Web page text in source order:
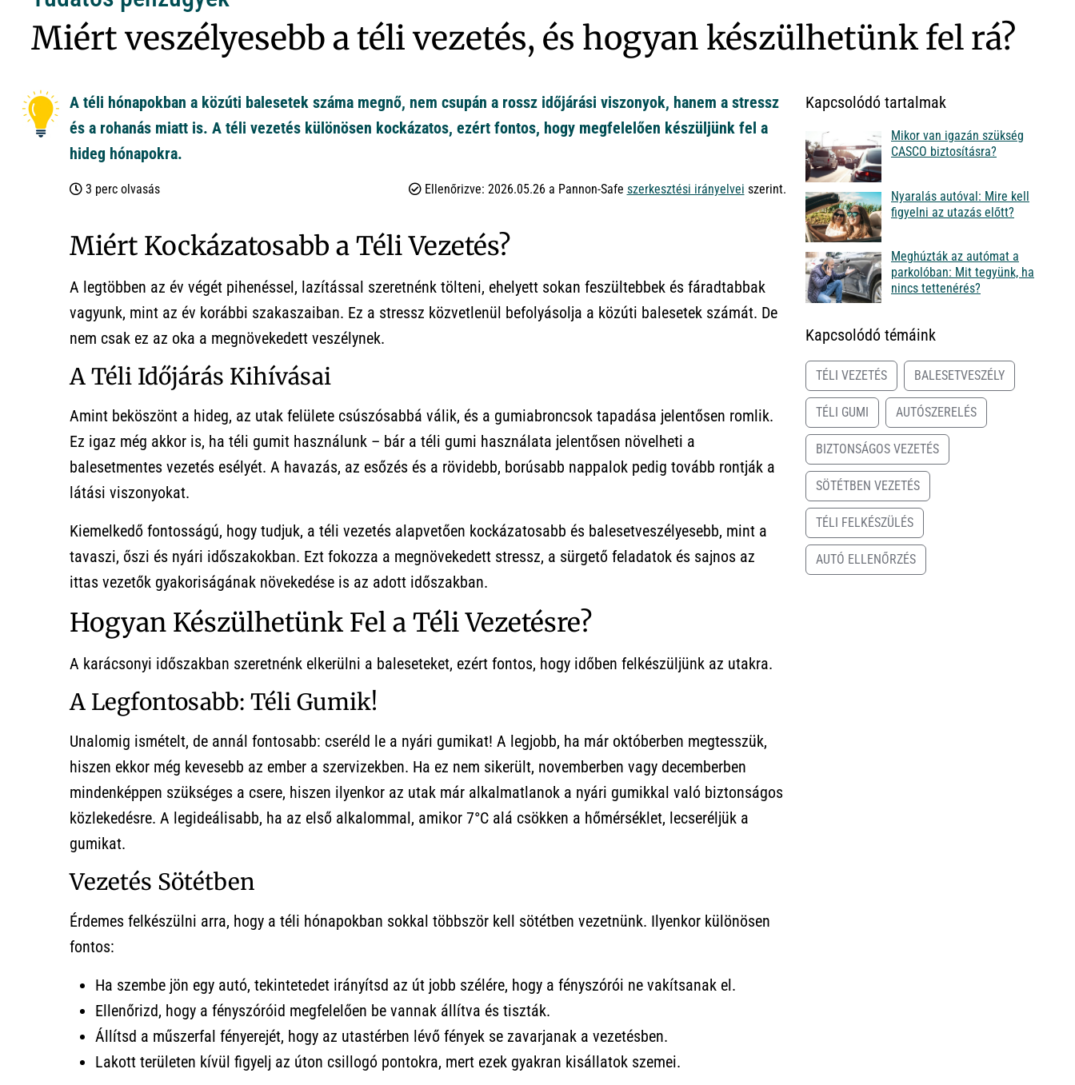
Miért veszélyesebb a téli vezetés, és hogyan készülhetünk fel rá?
A téli hónapokban a közúti balesetek száma megnő, nem csupán a rossz időjárási viszonyok, hanem a stressz
és a rohanás miatt is. A téli vezetés különösen kockázatos, ezért fontos, hogy megfelelően készüljünk fel a
hideg hónapokra.
3 perc olvasás Ellenőrizve: 2026.05.26 a Pannon-Safe szerkesztési irányelvei szerint.
Miért Kockázatosabb a Téli Vezetés?
A legtöbben az év végét pihenéssel, lazítással szeretnénk tölteni, ehelyett sokan feszültebbek és fáradtabbak
vagyunk, mint az év korábbi szakaszaiban. Ez a stressz közvetlenül befolyásolja a közúti balesetek számát. De
nem csak ez az oka a megnövekedett veszélynek.
A Téli Időjárás Kihívásai
Amint beköszönt a hideg, az utak felülete csúszósabbá válik, és a gumiabroncsok tapadása jelentősen romlik.
Ez igaz még akkor is, ha téli gumit használunk – bár a téli gumi használata jelentősen növelheti a
balesetmentes vezetés esélyét. A havazás, az esőzés és a rövidebb, borúsabb nappalok pedig tovább rontják a
látási viszonyokat.
Kiemelkedő fontosságú, hogy tudjuk, a téli vezetés alapvetően kockázatosabb és balesetveszélyesebb, mint a
tavaszi, őszi és nyári időszakokban. Ezt fokozza a megnövekedett stressz, a sürgető feladatok és sajnos az
ittas vezetők gyakoriságának növekedése is az adott időszakban.
Hogyan Készülhetünk Fel a Téli Vezetésre?
A karácsonyi időszakban szeretnénk elkerülni a baleseteket, ezért fontos, hogy időben felkészüljünk az utakra.
A Legfontosabb: Téli Gumik!
Unalomig ismételt, de annál fontosabb: cseréld le a nyári gumikat! A legjobb, ha már októberben megtesszük,
hiszen ekkor még kevesebb az ember a szervizekben. Ha ez nem sikerült, novemberben vagy decemberben
mindenképpen szükséges a csere, hiszen ilyenkor az utak már alkalmatlanok a nyári gumikkal való biztonságos
közlekedésre. A legideálisabb, ha az első alkalommal, amikor 7°C alá csökken a hőmérséklet, lecseréljük a
gumikat.
Vezetés Sötétben
Érdemes felkészülni arra, hogy a téli hónapokban sokkal többször kell sötétben vezetnünk. Ilyenkor különösen
fontos:
Ha szembe jön egy autó, tekintetedet irányítsd az út jobb szélére, hogy a fényszórói ne vakítsanak el.
Ellenőrizd, hogy a fényszóróid megfelelően be vannak állítva és tiszták.
Állítsd a műszerfal fényerejét, hogy az utastérben lévő fények se zavarjanak a vezetésben.
Lakott területen kívül figyelj az úton csillogó pontokra, mert ezek gyakran kisállatok szemei.
Kapcsolódó tartalmak
Mikor van igazán szükség
CASCO biztosításra?
Nyaralás autóval: Mire kell
figyelni az utazás előtt?
Meghúzták az autómat a
parkolóban: Mit tegyünk, ha
nincs tettenérés?
Kapcsolódó témáink
TÉLI VEZETÉS BALESETVESZÉLY
TÉLI GUMI AUTÓSZERELÉS
BIZTONSÁGOS VEZETÉS
SÖTÉTBEN VEZETÉS
TÉLI FELKÉSZÜLÉS
AUTÓ ELLENŐRZÉS